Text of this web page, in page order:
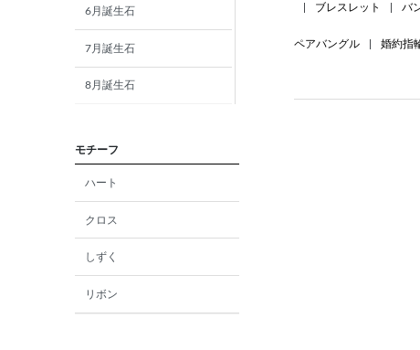
6月誕生石
7月誕生石
8月誕生石
モチーフ
ハート
クロス
しずく
リボン
ブレスレット バ
ペアバングル 婚約指